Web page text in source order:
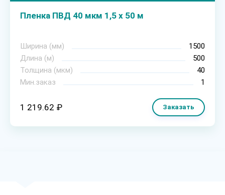
Пленка ПВД 40 мкм 1,5 х 50 м
Ширина (мм)
1500
Длина (м)
500
Толщина (мкм)
40
Мин.заказ
1
1 219.62 ₽ Заказать